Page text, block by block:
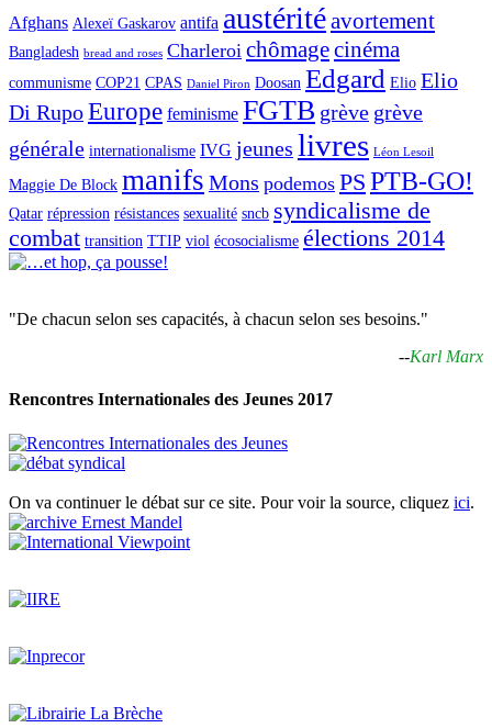
Afghans Alexeï Gaskarov antifa austéritéavortement
Bangladesh bread and roses Charleroi chômagecinéma
communisme COP21 CPAS Daniel Piron Doosan Edgard Elio Elio
Di RupoEurope feminisme FGTB grève grève
générale internationalisme IVG jeunes livres Léon Lesoil
Maggie De Block manifs Mons podemos PS PTB-GO!
Qatar répression résistances sexualité sncb syndicalisme de
combat transition TTIP viol écosocialisme élections 2014
"De chacun selon ses capacités, à chacun selon ses besoins."
--Karl Marx
Rencontres Internationales des Jeunes 2017
On va continuer le débat sur ce site. Pour voir la source, cliquez ici.